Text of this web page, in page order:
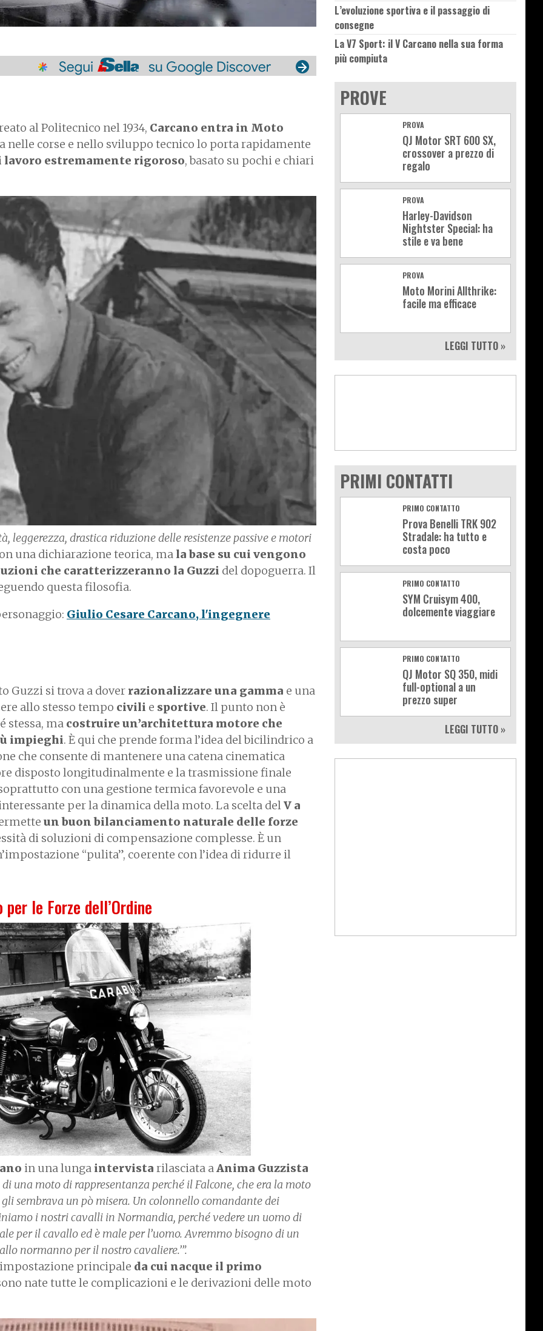
al Politecnico nel 1934, Carcano entra in Moto
nelle corse e nello sviluppo tecnico lo porta rapidamente
lavoro estremamente rigoroso, basato su pochi e chiari
leggerezza, drastica riduzione delle resistenze passive e motori
una dichiarazione teorica, ma la base su cui vengono
che caratterizzeranno la Guzzi del dopoguerra. Il
questa filosofia.
Giulio Cesare Carcano, l'ingegnere
Guzzi si trova a dover razionalizzare una gamma e una
allo stesso tempo civili e sportive. Il punto non è
stessa, ma costruire un’architettura motore che
impieghi. È qui che prende forma l’idea del bicilindrico a
che consente di mantenere una catena cinematica
disposto longitudinalmente e la trasmissione finale
con una gestione termica favorevole e una
per la dinamica della moto. La scelta delV a
un buon bilanciamento naturale delle forze
di soluzioni di compensazione complesse. È un
“pulita”, coerente con l’idea di ridurre il
le Forze dell’Ordine
in una lunga intervista rilasciata aAnima Guzzista
una moto di rappresentanza perché il Falcone, che era la moto
sembrava un pò misera. Un colonnello comandante dei
i nostri cavalli in Normandia, perché vedere un uomo di
per il cavallo ed è male per l’uomo. Avremmo bisogno di un
normanno per il nostro cavaliere.’”.
principale da cui nacque il primo
nate tutte le complicazioni e le derivazioni delle moto
L’evoluzione sportiva e il passaggio di
consegne
La V7 Sport: il V Carcano nella sua forma
più compiuta
PROVE
PROVA
QJ Motor SRT 600 SX,
crossover a prezzo di
regalo
PROVA
Harley-Davidson
Nightster Special: ha
stile e va bene
PROVA
Moto Morini Allthrike:
facile ma efficace
LEGGI TUTTO »
PRIMI CONTATTI
PRIMO CONTATTO
Prova Benelli TRK 902
Stradale: ha tutto e
costa poco
PRIMO CONTATTO
SYM Cruisym 400,
dolcemente viaggiare
PRIMO CONTATTO
QJ Motor SQ 350, midi
full-optional a un
prezzo super
LEGGI TUTTO »